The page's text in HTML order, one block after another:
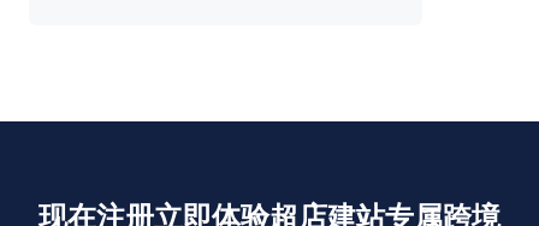
现在注册立即体验超店建站专属跨境